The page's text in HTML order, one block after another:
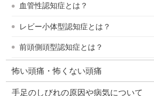
血管性認知症とは？
レビー小体型認知症とは？
前頭側頭型認知症とは？
怖い頭痛・怖くない頭痛
手足のしびれの原因や病気について